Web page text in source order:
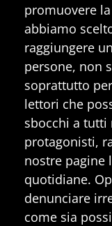
promuovere
abbiamo
raggiungere
persone, non
soprattutto
lettori che
sbocchi a
protagonisti,
nostre pagine
quotidiane.
denunciare
come sia